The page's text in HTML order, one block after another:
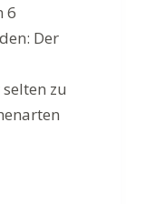
6
Der
zu